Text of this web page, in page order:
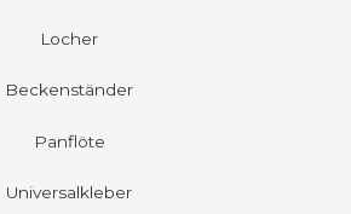
Locher
Beckenständer
Panflöte
Universalkleber